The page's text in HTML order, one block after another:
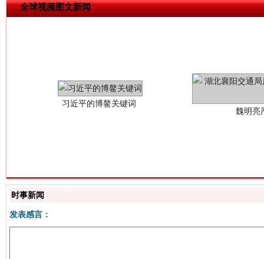
全球视频图文新闻
生
时事新闻
发表感言：